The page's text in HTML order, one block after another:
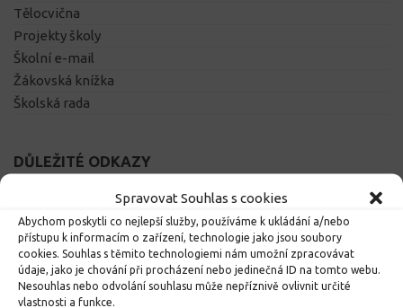
Spravovat Souhlas s cookies
Abychom poskytli co nejlepší služby, používáme k ukládání a/nebo
přístupu k informacím o zařízení, technologie jako jsou soubory
cookies. Souhlas s těmito technologiemi nám umožní zpracovávat
údaje, jako je chování při procházení nebo jedinečná ID na tomto webu.
Nesouhlas nebo odvolání souhlasu může nepříznivě ovlivnit určité
vlastnosti a funkce.
Tělocvična
Projekty školy
Školní e-mail
Žákovská knížka
Školská rada
DŮLEŽITÉ ODKAZY
Výukový web
Obec Dolní Čermná
Pardubický kraj
Klíč ke vzdělání